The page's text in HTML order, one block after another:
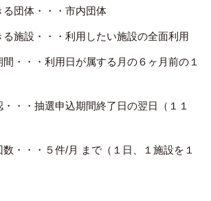
団体・・・市内団体
施設・・・利用したい施設の全面利用
・・・利用日が属する月の６ヶ月前の１
・・抽選申込期間終了日の翌日（１１
・・・５件/月 まで（１日、１施設を１